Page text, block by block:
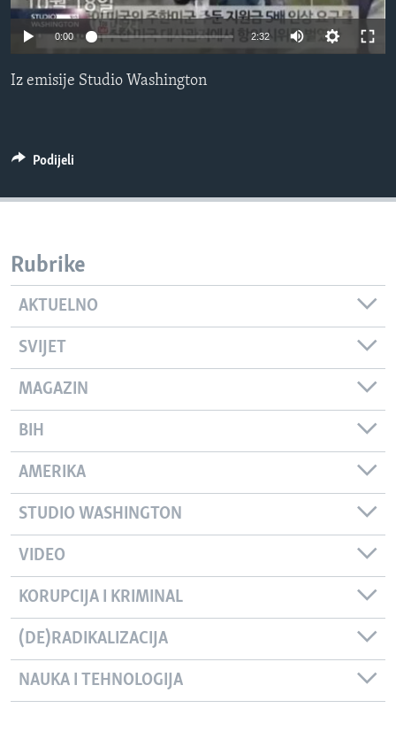
MAGAZIN
O GLASU AMERIKE
Learning English
0:00 2:32
Iz emisije Studio Washington
Podijeli
Rubrike
AKTUELNO
SVIJET
MAGAZIN
BIH
AMERIKA
STUDIO WASHINGTON
VIDEO
KORUPCIJA I KRIMINAL
(DE)RADIKALIZACIJA
NAUKA I TEHNOLOGIJA